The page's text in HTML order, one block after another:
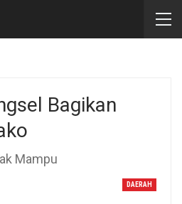
Bagikan
Mampu
DAERAH